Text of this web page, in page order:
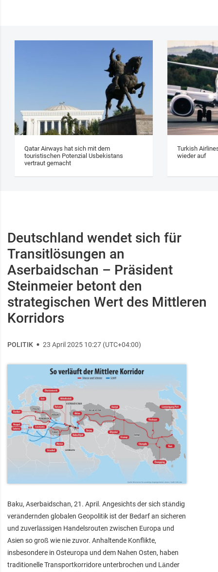
Qatar Airways hat sich mit dem
touristischen Potenzial Usbekistans
vertraut gemacht
Turkish
wieder auf
Deutschland wendet sich für
Transitlösungen an
Aserbaidschan – Präsident
Steinmeier betont den
strategischen Wert des Mittleren
Korridors
POLITIK 23 April 2025 10:27 (UTC+04:00)
Baku, Aserbaidschan, 21. April. Angesichts der sich ständig
verändernden globalen Geopolitik ist der Bedarf an sicheren
und zuverlässigen Handelsrouten zwischen Europa und
Asien so groß wie nie zuvor. Anhaltende Konflikte,
insbesondere in Osteuropa und dem Nahen Osten, haben
traditionelle Transportkorridore unterbrochen und Länder